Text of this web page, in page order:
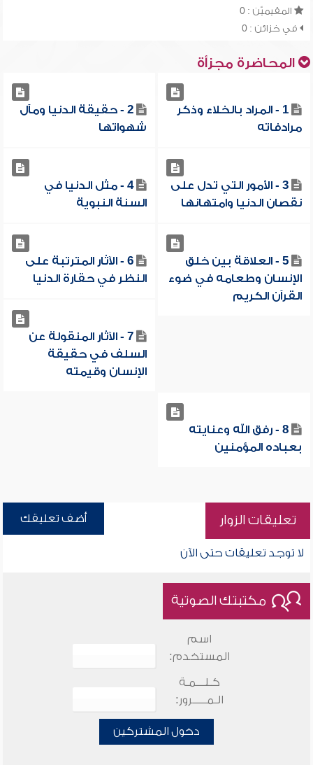
المقيميّن : 0
في خزائن : 0
المحاضرة مجزأة
1 - المراد بالخلاء وذكر
مرادفاته
2 - حقيقة الدنيا ومآل
شهواتها
3 - الأمور التي تدل على
نقصان الدنيا وامتهانها
4 - مثل الدنيا في
السنة النبوية
5 - العلاقة بين خلق
الإنسان وطعامه في ضوء
القرآن الكريم
6 - الآثار المترتبة على
النظر في حقارة الدنيا
7 - الآثار المنقولة عن
السلف في حقيقة
الإنسان وقيمته
8 - رفق الله وعنايته
بعباده المؤمنين
تعليقات الزوار أضف تعليقك
لا توجد تعليقات حتى الآن
مكتبتك الصوتية
اسم
المستخدم:
كـلـــمـة
الـمـــــرور:
دخول المشتركين